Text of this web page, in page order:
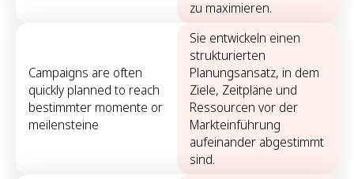
zu maximieren.
Campaigns are often
quickly planned to reach
bestimmter momente or
meilensteine
Sie entwickeln einen
strukturierten
Planungsansatz, in dem
Ziele, Zeitpläne und
Ressourcen vor der
Markteinführung
aufeinander abgestimmt
sind.